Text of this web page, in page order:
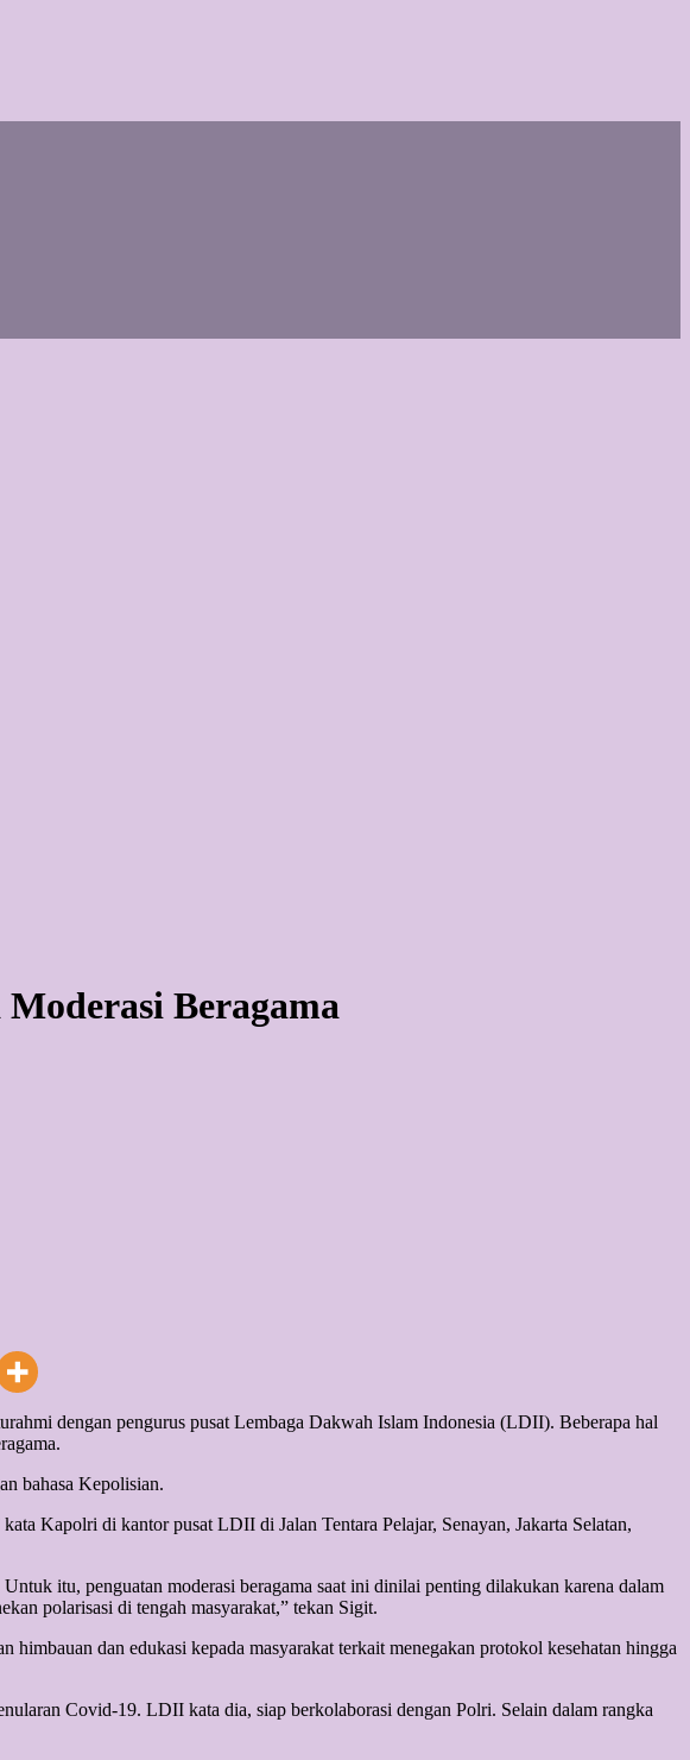
Beragama
dengan pengurus pusat Lembaga Dakwah Islam Indonesia (LDII). Beberapa hal
bahasa Kepolisian.
Kapolri di kantor pusat LDII di Jalan Tentara Pelajar, Senayan, Jakarta Selatan,
itu, penguatan moderasi beragama saat ini dinilai penting dilakukan karena dalam
polarisasi di tengah masyarakat,” tekan Sigit.
dan edukasi kepada masyarakat terkait menegakan protokol kesehatan hingga
Covid-19. LDII kata dia, siap berkolaborasi dengan Polri. Selain dalam rangka